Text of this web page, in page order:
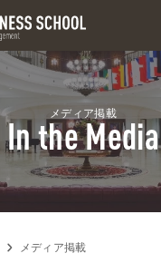
メディア掲載
In the Media
メディア掲載